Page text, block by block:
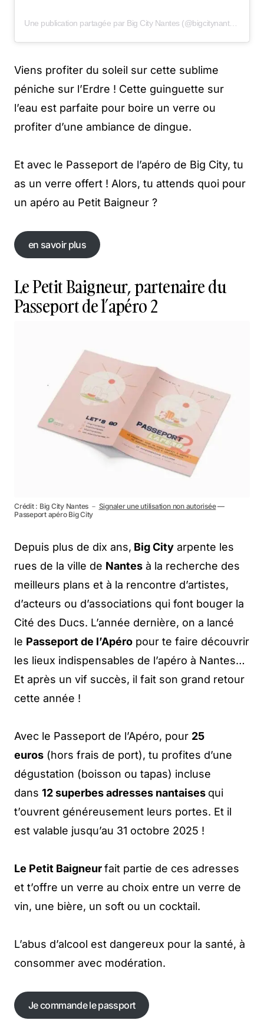
Une publication partagée par Big City Nantes (@bigcitynantes)
Viens profiter du soleil sur cette sublime
péniche sur l’Erdre ! Cette guinguette sur
l’eau est parfaite pour boire un verre ou
profiter d’une ambiance de dingue.
Et avec le Passeport de l’apéro de Big City, tu
as un verre offert ! Alors, tu attends quoi pour
un apéro au Petit Baigneur ?
en savoir plus
en savoir plus
Le Petit Baigneur, partenaire du
Passeport de l’apéro 2
Crédit : Big City Nantes － Signaler une utilisation non autorisée—
Passeport apéro Big City
Depuis plus de dix ans, Big City arpente les
rues de la ville de Nantes à la recherche des
meilleurs plans et à la rencontre d’artistes,
d’acteurs ou d’associations qui font bouger la
Cité des Ducs. L’année dernière, on a lancé
le Passeport de l’Apéro pour te faire découvrir
les lieux indispensables de l’apéro à Nantes…
Et après un vif succès, il fait son grand retour
cette année !
Avec le Passeport de l’Apéro, pour 25
euros (hors frais de port), tu profites d’une
dégustation (boisson ou tapas) incluse
dans 12 superbes adresses nantaises qui
t’ouvrent généreusement leurs portes. Et il
est valable jusqu’au 31 octobre 2025 !
Le Petit Baigneurfait partie de ces adresses
et t’offre un verre au choix entre un verre de
vin, une bière, un soft ou un cocktail.
L’abus d’alcool est dangereux pour la santé, à
consommer avec modération.
Je commande le passport